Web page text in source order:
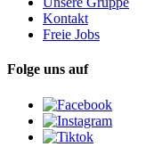
Kontakt
Freie Jobs
Folge uns auf